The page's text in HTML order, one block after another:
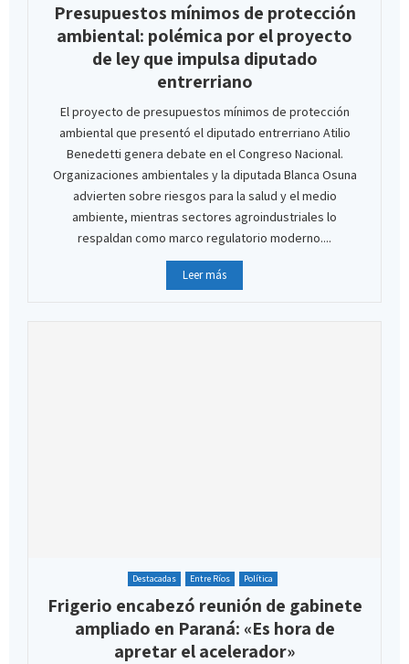
Presupuestos mínimos de protección
ambiental: polémica por el proyecto
de ley que impulsa diputado
entrerriano
El proyecto de presupuestos mínimos de protección
ambiental que presentó el diputado entrerriano Atilio
Benedetti genera debate en el Congreso Nacional.
Organizaciones ambientales y la diputada Blanca Osuna
advierten sobre riesgos para la salud y el medio
ambiente, mientras sectores agroindustriales lo
respaldan como marco regulatorio moderno....
Leer más
Destacadas Entre Ríos Política
Frigerio encabezó reunión de gabinete
ampliado en Paraná: «Es hora de
apretar el acelerador»